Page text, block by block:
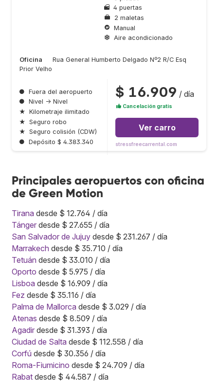
4 puertas
2 maletas
Manual
Aire acondicionado
Oficina
Rua General Humberto Delgado Nº2 R/C Esq
Prior Velho
● Fuera del aeropuerto
● Nivel → Nivel
★ Kilometraje ilimitado
★ Seguro robo
★ Seguro colisión (CDW)
● Depósito $ 4.383.340
$ 16.909 / día
Cancelación gratis
Ver carro
stressfreecarrental.com
Principales aeropuertos con oficina
de Green Motion
Tirana desde $ 12.764 / día
Tánger desde $ 27.655 / día
San Salvador de Jujuy desde $ 231.267 / día
Marrakech desde $ 35.710 / día
Tetuán desde $ 33.010 / día
Oporto desde $ 5.975 / día
Lisboa desde $ 16.909 / día
Fez desde $ 35.116 / día
Palma de Mallorca desde $ 3.029 / día
Atenas desde $ 8.509 / día
Agadir desde $ 31.393 / día
Ciudad de Salta desde $ 112.558 / día
Corfú desde $ 30.356 / día
Roma-Fiumicino desde $ 24.709 / día
Rabat desde $ 44.587 / día